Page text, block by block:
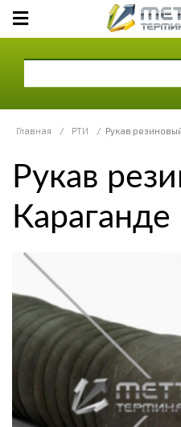
Главная / РТИ / Рукав
Рукав
Караганде